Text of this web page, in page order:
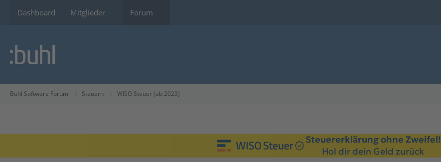
Dashboard Mitglieder Forum
Buhl Software Forum Steuern WISO Steuer (ab 2023)
Steuererklärung ohne Zweifel!
Hol dir dein Geld zurück